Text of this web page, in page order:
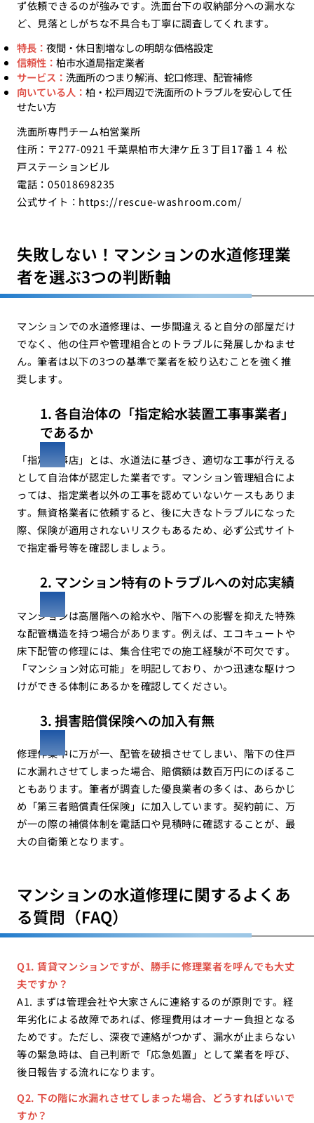
ず依頼できるのが強みです。洗面台下の収納部分への漏水な
ど、見落としがちな不具合も丁寧に調査してくれます。
特長： 夜間・休日割増なしの明朗な価格設定
信頼性： 柏市水道局指定業者
サービス： 洗面所のつまり解消、蛇口修理、配管補修
向いている人： 柏・松戸周辺で洗面所のトラブルを安心して任
せたい方
洗面所専門チーム柏営業所
住所：〒277-0921 千葉県柏市大津ケ丘３丁目17番１４ 松
戸ステーションビル
電話：05018698235
公式サイト： https://rescue-washroom.com/
失敗しない！マンションの水道修理業
者を選ぶ3つの判断軸
マンションでの水道修理は、一歩間違えると自分の部屋だけ
でなく、他の住戸や管理組合とのトラブルに発展しかねませ
ん。筆者は以下の3つの基準で業者を絞り込むことを強く推
奨します。
1. 各自治体の「指定給水装置工事事業者」
であるか
「指定工事店」とは、水道法に基づき、適切な工事が行える
として自治体が認定した業者です。マンション管理組合によ
っては、指定業者以外の工事を認めていないケースもありま
す。無資格業者に依頼すると、後に大きなトラブルになった
際、保険が適用されないリスクもあるため、必ず公式サイト
で指定番号等を確認しましょう。
2. マンション特有のトラブルへの対応実績
マンションは高層階への給水や、階下への影響を抑えた特殊
な配管構造を持つ場合があります。例えば、エコキュートや
床下配管の修理には、集合住宅での施工経験が不可欠です。
「マンション対応可能」を明記しており、かつ迅速な駆けつ
けができる体制にあるかを確認してください。
3. 損害賠償保険への加入有無
修理作業中に万が一、配管を破損させてしまい、階下の住戸
に水漏れさせてしまった場合、賠償額は数百万円にのぼるこ
ともあります。筆者が調査した優良業者の多くは、あらかじ
め「第三者賠償責任保険」に加入しています。契約前に、万
が一の際の補償体制を電話口や見積時に確認することが、最
大の自衛策となります。
マンションの水道修理に関するよくあ
る質問（FAQ）
Q1. 賃貸マンションですが、勝手に修理業者を呼んでも大丈
夫ですか？
A1. まずは管理会社や大家さんに連絡するのが原則です。経
年劣化による故障であれば、修理費用はオーナー負担となる
ためです。ただし、深夜で連絡がつかず、漏水が止まらない
等の緊急時は、自己判断で「応急処置」として業者を呼び、
後日報告する流れになります。
Q2. 下の階に水漏れさせてしまった場合、どうすればいいで
すか？